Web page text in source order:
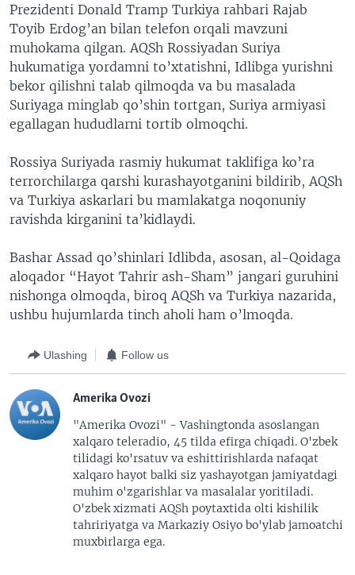
Prezidenti Donald Tramp Turkiya rahbari Rajab
Toyib Erdog’an bilan telefon orqali mavzuni
muhokama qilgan. AQSh Rossiyadan Suriya
hukumatiga yordamni to’xtatishni, Idlibga yurishni
bekor qilishni talab qilmoqda va bu masalada
Suriyaga minglab qo’shin tortgan, Suriya armiyasi
egallagan hududlarni tortib olmoqchi.
Rossiya Suriyada rasmiy hukumat taklifiga ko’ra
terrorchilarga qarshi kurashayotganini bildirib, AQSh
va Turkiya askarlari bu mamlakatga noqonuniy
ravishda kirganini ta’kidlaydi.
Bashar Assad qo’shinlari Idlibda, asosan, al-Qoidaga
aloqador “Hayot Tahrir ash-Sham” jangari guruhini
nishonga olmoqda, biroq AQSh va Turkiya nazarida,
ushbu hujumlarda tinch aholi ham o’lmoqda.
Ulashing Follow us
Amerika Ovozi
"Amerika Ovozi" - Vashingtonda asoslangan
xalqaro teleradio, 45 tilda efirga chiqadi. O'zbek
tilidagi ko'rsatuv va eshittirishlarda nafaqat
xalqaro hayot balki siz yashayotgan jamiyatdagi
muhim o'zgarishlar va masalalar yoritiladi.
O'zbek xizmati AQSh poytaxtida olti kishilik
tahririyatga va Markaziy Osiyo bo'ylab jamoatchi
muxbirlarga ega.